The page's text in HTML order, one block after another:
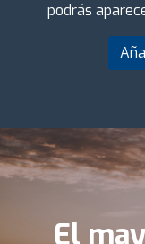
podrás
El